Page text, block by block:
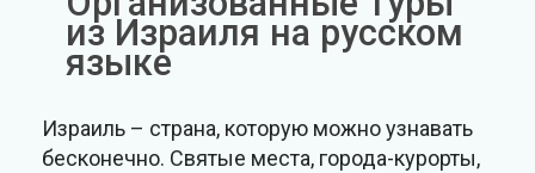
из Израиля на русском
языке
Израиль – страна, которую можно узнавать
бесконечно. Святые места, города-курорты,